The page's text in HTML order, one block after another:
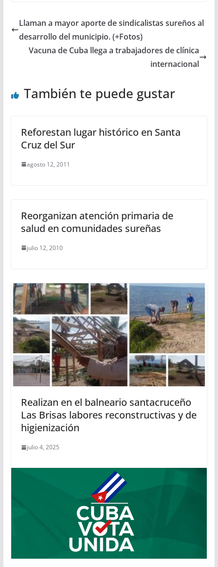
Llaman a mayor aporte de sindicalistas sureños al
desarrollo del municipio. (+Fotos)
Vacuna de Cuba llega a trabajadores de clínica
internacional
También te puede gustar
Reforestan lugar histórico en Santa
Cruz del Sur
agosto 12, 2011
Reorganizan atención primaria de
salud en comunidades sureñas
julio 12, 2010
Realizan en el balneario santacruceño
Las Brisas labores reconstructivas y de
higienización
julio 4, 2025